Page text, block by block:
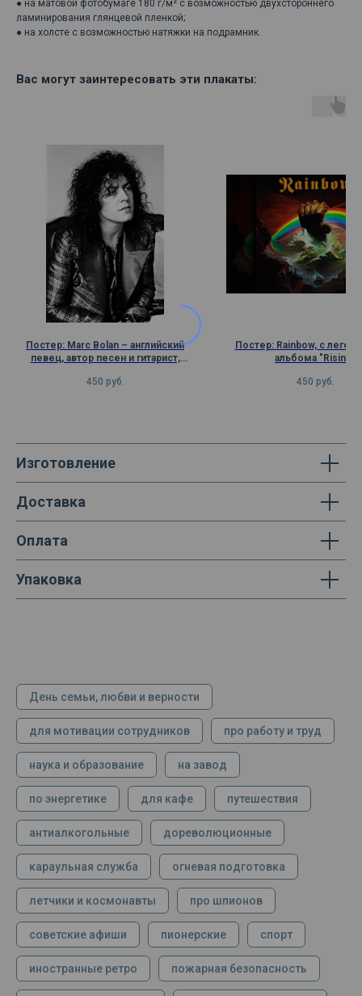
● на матовой фотобумаге 180 г/м² с возможностью двухстороннего
ламинирования глянцевой пленкой;
● на холсте с возможностью натяжки на подрамник.
Вас могут заинтересовать эти плакаты:
Постер: Marc Bolan – английский
певец, автор песен и гитарист,
450 руб.
Постер: Rainbow, с
альбома "Rising"
450 руб.
Изготовление
Доставка
Оплата
Упаковка
День семьи, любви и верности
для мотивации сотрудников про работу и труд
наука и образование на завод
по энергетике для кафе путешествия
антиалкогольные дореволюционные
караульная служба огневая подготовка
летчики и космонавты про шпионов
советские афиши пионерские спорт
иностранные ретро пожарная безопасность